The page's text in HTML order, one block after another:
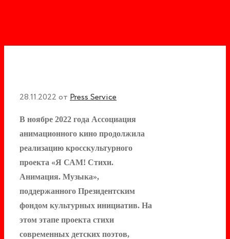
28.11.2022 от Press Service
В ноябре 2022 года Ассоциация
анимационного кино продолжила
реализацию кросскультурного
проекта «Я САМ! Стихи.
Анимация. Музыка»,
поддержанного Президентским
фондом культурных инициатив. На
этом этапе проекта стихи
современных детских поэтов,